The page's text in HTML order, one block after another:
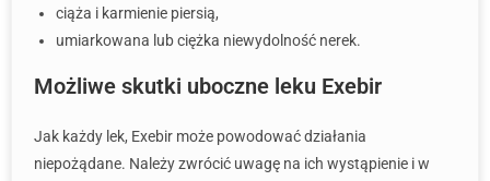
ciąża i karmienie piersią,
umiarkowana lub ciężka niewydolność nerek.
Możliwe skutki uboczne leku Exebir
Jak każdy lek, Exebir może powodować działania
niepożądane. Należy zwrócić uwagę na ich wystąpienie i w